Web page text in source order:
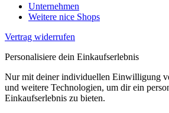
Unternehmen
Weitere nice Shops
Vertrag widerrufen
Personalisiere dein Einkaufserlebnis
Nur mit deiner individuellen Einwilligung
und weitere Technologien, um dir ein
Einkaufserlebnis zu bieten.